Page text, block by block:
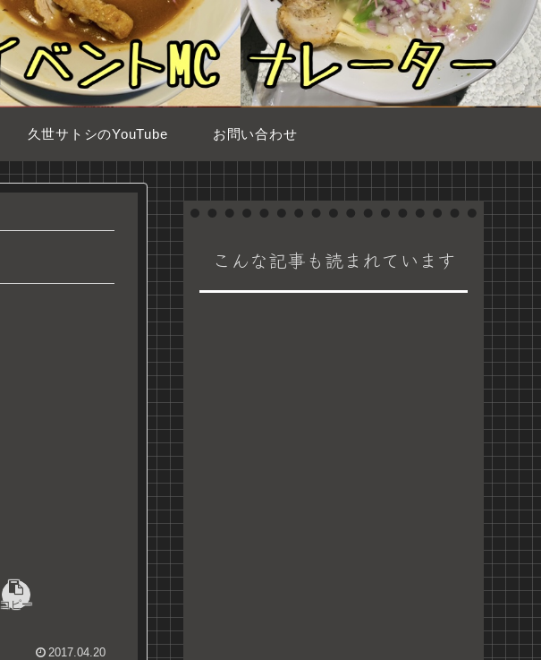
久世サトシのYouTube お問い合わせ
コピー
2017.04.20
こんな記事も読まれています